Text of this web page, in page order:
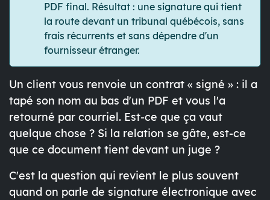
PDF final. Résultat : une signature qui tient
la route devant un tribunal québécois, sans
frais récurrents et sans dépendre d'un
fournisseur étranger.
Un client vous renvoie un contrat « signé » : il a
tapé son nom au bas d'un PDF et vous l'a
retourné par courriel. Est-ce que ça vaut
quelque chose ? Si la relation se gâte, est-ce
que ce document tient devant un juge ?
C'est la question qui revient le plus souvent
quand on parle de signature électronique avec